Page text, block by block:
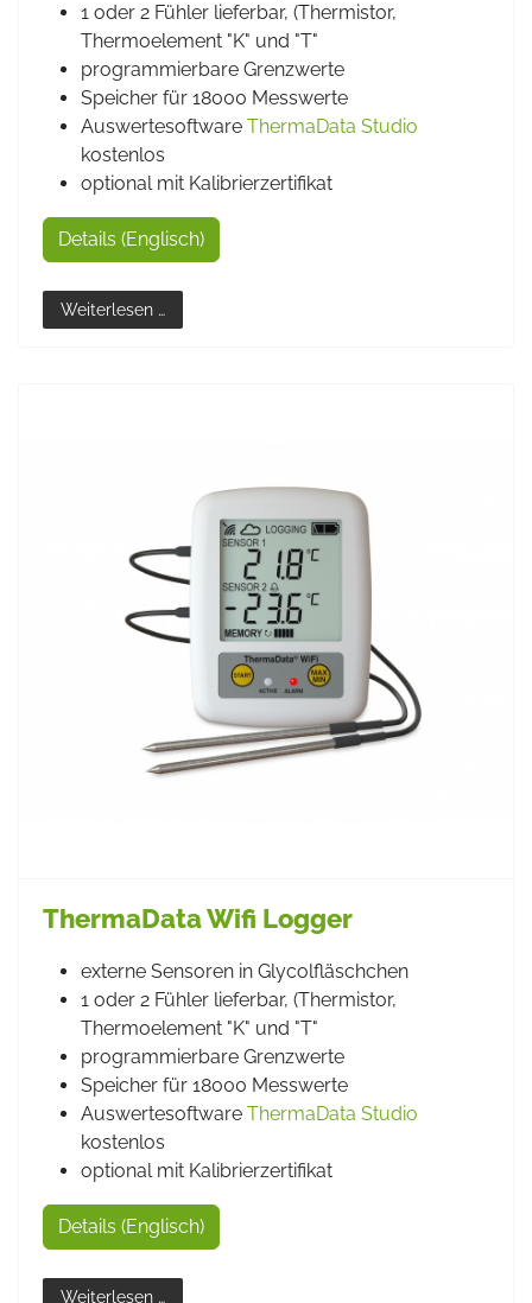
1 oder 2 Fühler lieferbar, (Thermistor,
Thermoelement "K" und "T"
programmierbare Grenzwerte
Speicher für 18000 Messwerte
Auswertesoftware ThermaData Studio
kostenlos
optional mit Kalibrierzertifikat
Details (Englisch)
Weiterlesen …
ThermaData Wifi Logger
externe Sensoren in Glycolfläschchen
1 oder 2 Fühler lieferbar, (Thermistor,
Thermoelement "K" und "T"
programmierbare Grenzwerte
Speicher für 18000 Messwerte
Auswertesoftware ThermaData Studio
kostenlos
optional mit Kalibrierzertifikat
Details (Englisch)
Weiterlesen …